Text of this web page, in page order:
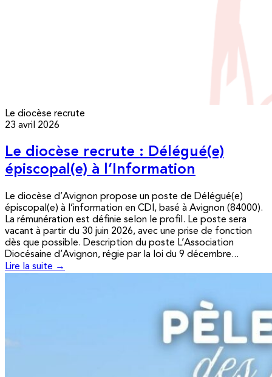
Le diocèse recrute
23 avril 2026
Le diocèse recrute : Délégué(e)
épiscopal(e) à l’Information
Le diocèse d’Avignon propose un poste de Délégué(e)
épiscopal(e) à l’information en CDI, basé à Avignon (84000).
La rémunération est définie selon le profil. Le poste sera
vacant à partir du 30 juin 2026, avec une prise de fonction
dès que possible. Description du poste L’Association
Diocésaine d’Avignon, régie par la loi du 9 décembre...
Lire la suite →